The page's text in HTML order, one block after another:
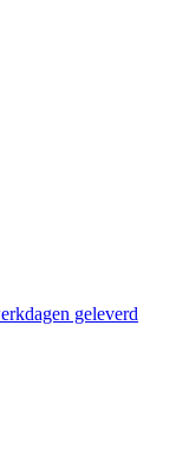
geleverd